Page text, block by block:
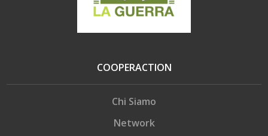
COOPERACTION
Chi Siamo
Network